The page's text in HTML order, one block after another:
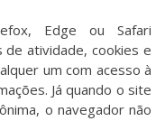
Edge ou Safari
de atividade, cookies e
um com acesso à
Já quando o site
o navegador não